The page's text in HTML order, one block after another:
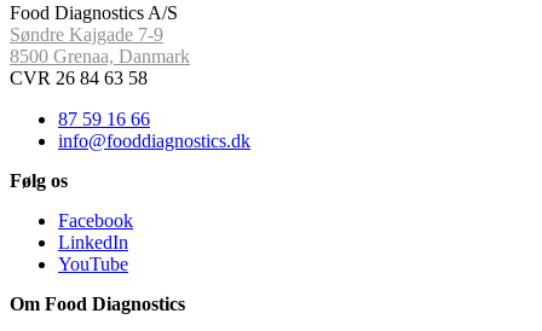
Food Diagnostics A/S
Søndre Kajgade 7-9
8500 Grenaa, Danmark
CVR 26 84 63 58
87 59 16 66
info@fooddiagnostics.dk
Følg os
Facebook
LinkedIn
YouTube
Om Food Diagnostics